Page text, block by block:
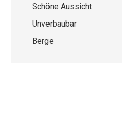
Schöne Aussicht
Unverbaubar
Berge